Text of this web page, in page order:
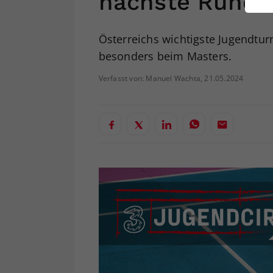
Österreichs wichtigste
besonders beim Masters.
Verfasst von: Manuel Wachta, 21.05.2024